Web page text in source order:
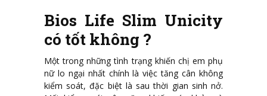
Bios Life Slim Unicity
có tốt không ?
Một trong những tình trạng khiến chị em phụ
nữ lo ngại nhất chính là việc tăng cân không
kiểm soát, đặc biệt là sau thời gian sinh nở.